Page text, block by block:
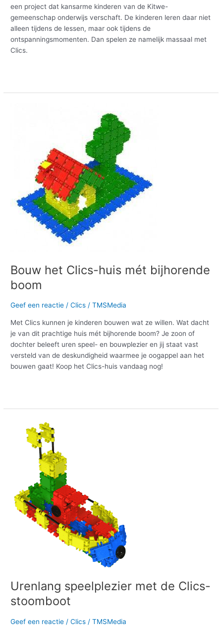
een project dat kansarme kinderen van de Kitwe-
gemeenschap onderwijs verschaft. De kinderen leren daar niet
alleen tijdens de lessen, maar ook tijdens de
ontspanningsmomenten. Dan spelen ze namelijk massaal met
Clics.
Bouw het Clics-huis mét bijhorende
boom
Geef een reactie /Clics /TMSMedia
Met Clics kunnen je kinderen bouwen wat ze willen. Wat dacht
je van dit prachtige huis mét bijhorende boom? Je zoon of
dochter beleeft uren speel- en bouwplezier en jij staat vast
versteld van de deskundigheid waarmee je oogappel aan het
bouwen gaat! Koop het Clics-huis vandaag nog!
bijhorende
Urenlang speelplezier met de Clics-
stoomboot
Geef een reactie /Clics /TMSMedia
Urenlang
speelplezier
stoomboot